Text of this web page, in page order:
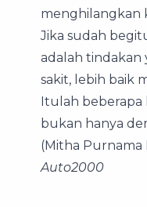
menghilangkan
Jika sudah
adalah tindakan
sakit, lebih baik
Itulah beberapa
bukan hanya
(Mitha Purnama
Auto2000